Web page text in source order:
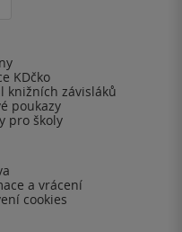
KDčko
knižních závisláků
poukazy
pro školy
a vrácení
cookies